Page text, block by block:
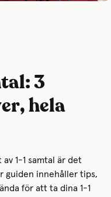
3
hela
1-1 samtal är det
guiden innehåller tips,
för att ta dina 1-1